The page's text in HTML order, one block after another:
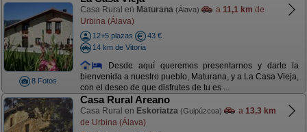
8 Fotos
Casa Rural en Maturana (Álava) a 11,1 km de
Urbina (Álava)
12+5 plazas
43 €
14 km de Vitoria
Desde aquí queremos presentarnos y darte la
bienvenida a nuestro pueblo, Maturana, y a La Casa Vieja,
con el deseo de que disfrutes de tu es ...
Casa Rural Areano
Casa Rural en Eskoriatza (Guipúzcoa) a 13,3 km
de Urbina (Álava)